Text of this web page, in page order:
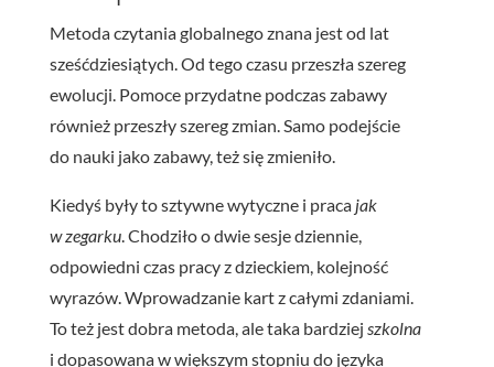
Metoda czytania globalnego znana jest od lat
sześćdziesiątych. Od tego czasu przeszła szereg
ewolucji. Pomoce przydatne podczas zabawy
również przeszły szereg zmian. Samo podejście
do nauki jako zabawy, też się zmieniło.
Kiedyś były to sztywne wytyczne i praca jak
w zegarku. Chodziło o dwie sesje dziennie,
odpowiedni czas pracy z dzieckiem, kolejność
wyrazów. Wprowadzanie kart z całymi zdaniami.
To też jest dobra metoda, ale taka bardziej szkolna
i dopasowana w większym stopniu do języka